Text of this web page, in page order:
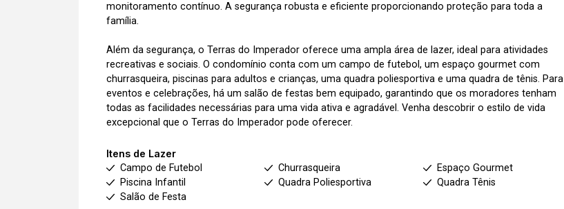
monitoramento contínuo. A segurança robusta e eficiente proporcionando proteção para toda a
família.
Além da segurança, o Terras do Imperador oferece uma ampla área de lazer, ideal para atividades
recreativas e sociais. O condomínio conta com um campo de futebol, um espaço gourmet com
churrasqueira, piscinas para adultos e crianças, uma quadra poliesportiva e uma quadra de tênis. Para
eventos e celebrações, há um salão de festas bem equipado, garantindo que os moradores tenham
todas as facilidades necessárias para uma vida ativa e agradável. Venha descobrir o estilo de vida
excepcional que o Terras do Imperador pode oferecer.
Itens de Lazer
Campo de Futebol
Churrasqueira
Espaço Gourmet
Piscina Infantil
Quadra Poliesportiva
Quadra Tênis
Salão de Festa